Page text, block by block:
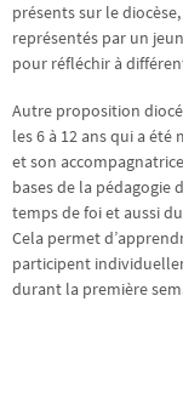
présents sur le
représentés par un
pour réfléchir à
Autre proposition
les 6 à 12 ans qui a été
et son
bases de la pédagogie
temps de foi et aussi
Cela permet
participent
durant la première